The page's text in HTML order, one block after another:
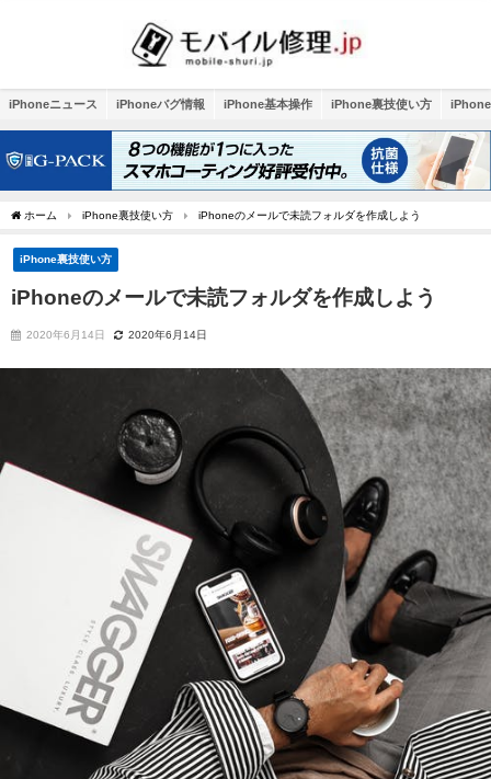
iPhoneニュース iPhoneバグ情報 iPhone基本操作 iPhone裏技使い方
ホーム iPhone裏技使い方 iPhoneのメールで未読フォルダを作成しよう
iPhone裏技使い方
iPhoneのメールで未読フォルダを作成しよう
2020年6月14日 2020年6月14日